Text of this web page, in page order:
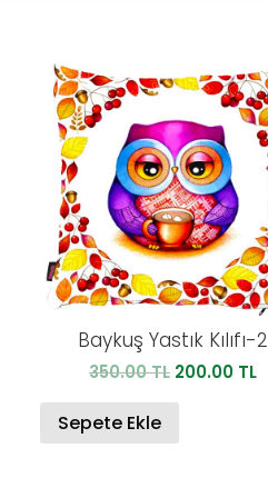
Baykuş Yastık Kılıfı-2
350.00TL Orijinal
200.00 TLŞu
Sepete Ekle